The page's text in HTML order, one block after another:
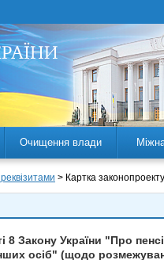
Очищення влади
> Картка
8 Закону України "Про
осіб" (щодо